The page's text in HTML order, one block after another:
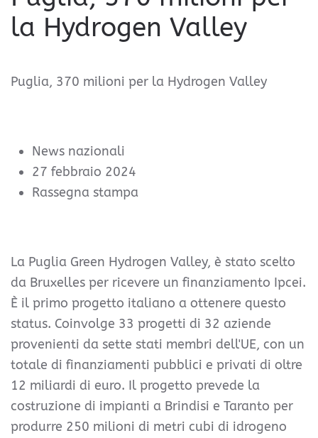
la Hydrogen Valley
Puglia, 370 milioni per la Hydrogen Valley
News nazionali
27 febbraio 2024
Rassegna stampa
La Puglia Green Hydrogen Valley, è stato scelto
da Bruxelles per ricevere un finanziamento Ipcei.
È il primo progetto italiano a ottenere questo
status. Coinvolge 33 progetti di 32 aziende
provenienti da sette stati membri dell'UE, con un
totale di finanziamenti pubblici e privati di oltre
12 miliardi di euro. Il progetto prevede la
costruzione di impianti a Brindisi e Taranto per
produrre 250 milioni di metri cubi di idrogeno